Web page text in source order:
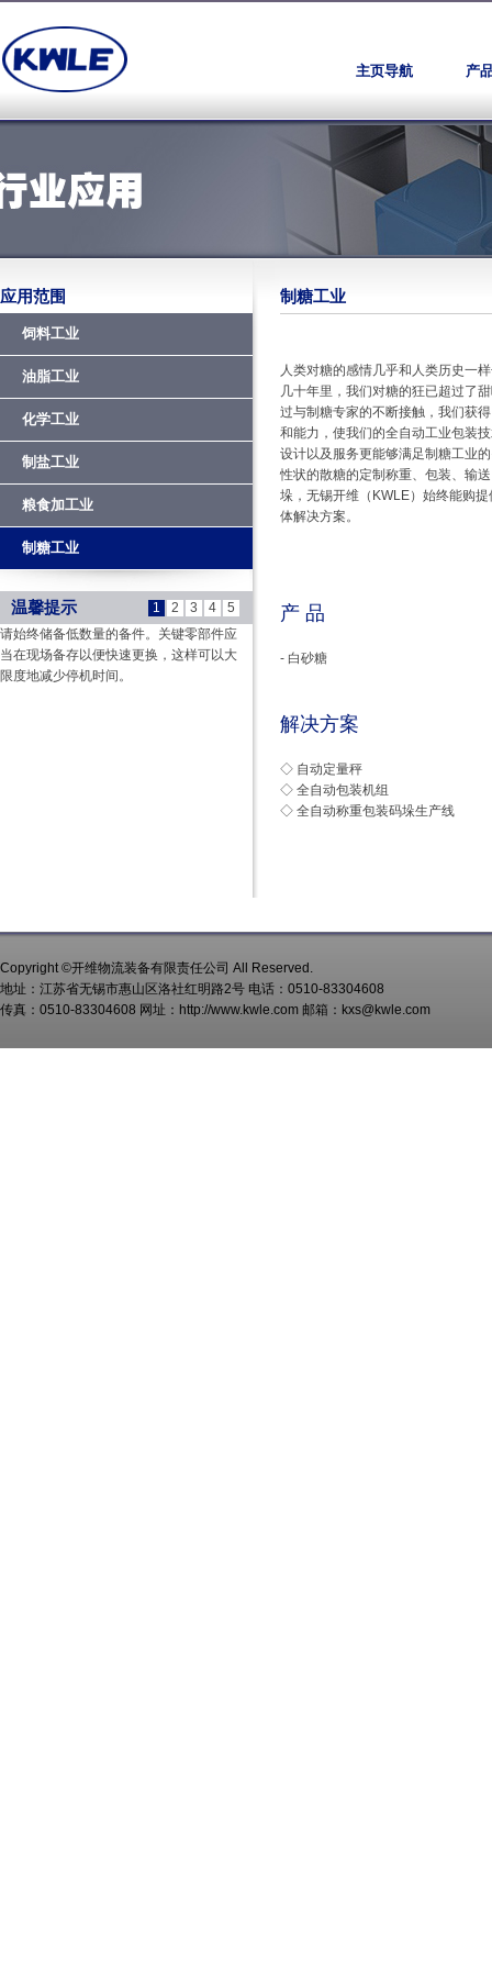
主页导航 产
应用范围
饲料工业
油脂工业
化学工业
制盐工业
粮食加工业
制糖工业
温馨提示 1 2 3 4
5
请始终储备低数量的备件。关键零部件应
当在现场备存以便快速更换，这样可以大
限度地减少停机时间。
制糖工业
人类对糖的感情几乎和人类历史一
几十年里，我们对糖的狂已超过了
过与制糖专家的不断接触，我们获
和能力，使我们的全自动工业包装
设计以及服务更能够满足制糖工业
性状的散糖的定制称重、包装、输
垛，无锡开维（KWLE）始终能购
体解决方案。
产 品
- 白砂糖
解决方案
◇ 自动定量秤
◇ 全自动包装机组
◇ 全自动称重包装码垛生产线
Copyright ©开维物流装备有限责任公司 All Reserved.
地址：江苏省无锡市惠山区洛社红明路2号 电话：0510-83304608
传真：0510-83304608 网址：http://www.kwle.com 邮箱：kxs@kwle.com